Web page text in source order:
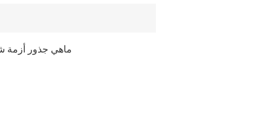
ماهي جذور أزمة